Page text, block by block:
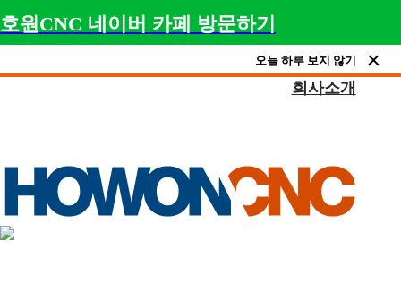
호원CNC 네이버 카페 방문하기
오늘 하루 보지 않기
회사소개